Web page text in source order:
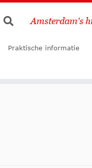
Amsterdam's
Praktische informatie